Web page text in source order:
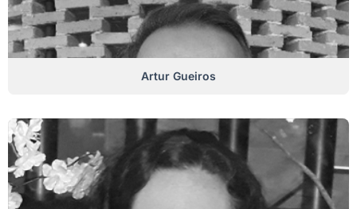
Artur Gueiros